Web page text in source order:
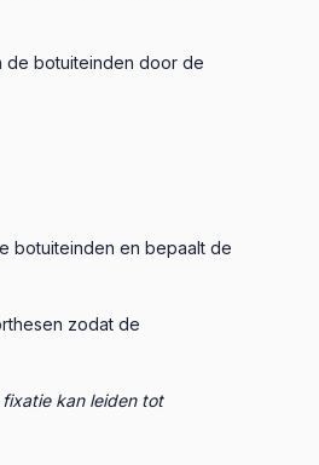
de botuiteinden door de
botuiteinden en bepaalt de
zodat de
kan leiden tot